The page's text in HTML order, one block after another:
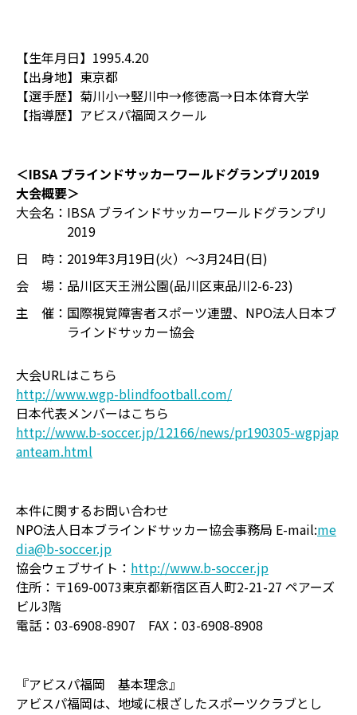
【生年月日】1995.4.20
【出身地】東京都
【選手歴】菊川小→竪川中→修徳高→日本体育大学
【指導歴】アビスパ福岡スクール
＜IBSA ブラインドサッカーワールドグランプリ2019
大会概要＞
大会名： IBSA ブラインドサッカーワールドグランプリ
2019
日 時： 2019年3月19日(火）～3月24日(日)
会 場： 品川区天王洲公園(品川区東品川2-6-23)
主 催： 国際視覚障害者スポーツ連盟、NPO法人日本ブ
ラインドサッカー協会
大会URLはこちら
http://www.wgp-blindfootball.com/
日本代表メンバーはこちら
http://www.b-soccer.jp/12166/news/pr190305-wgpjap
anteam.html
本件に関するお問い合わせ
NPO法人日本ブラインドサッカー協会事務局 E-mail:me
dia@b-soccer.jp
協会ウェブサイト： http://www.b-soccer.jp
住所：〒169-0073東京都新宿区百人町2-21-27 ペアーズ
ビル3階
電話：03-6908-8907 FAX：03-6908-8908
『アビスパ福岡 基本理念』
アビスパ福岡は、地域に根ざしたスポーツクラブとし